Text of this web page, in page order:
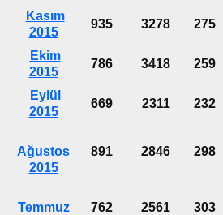
Kasım
2015
935 3278 275
Ekim
2015
786 3418 259
Eylül
2015
669 2311 232
Ağustos
2015
891 2846 298
Temmuz
762 2561 303